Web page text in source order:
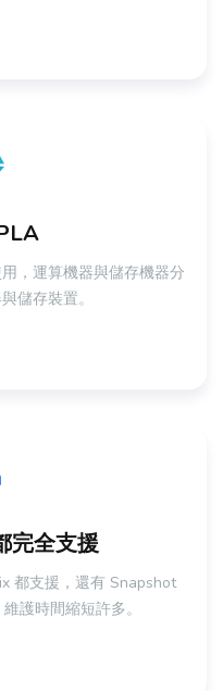
，運算機器與儲存機器分
儲存裝置。
完全支援
都支援，還有 Snapshot
護時間縮短許多。